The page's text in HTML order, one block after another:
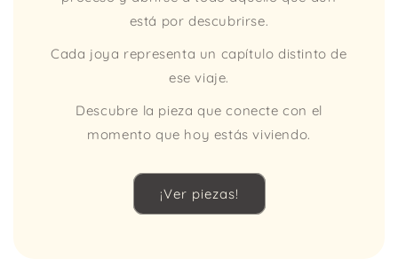
está por descubrirse.
Cada joya representa un capítulo distinto de
ese viaje.
Descubre la pieza que conecte con el
momento que hoy estás viviendo.
¡Ver piezas!